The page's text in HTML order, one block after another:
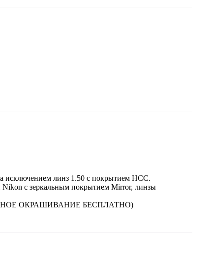
исключением линз 1.50 с покрытием НСС.
c зеркальным покрытием Mirror, линзы
ОКРАШИВАНИЕ БЕСПЛАТНО)